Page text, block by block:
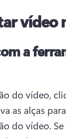
vídeo
a
do vídeo,
as alças
do vídeo.